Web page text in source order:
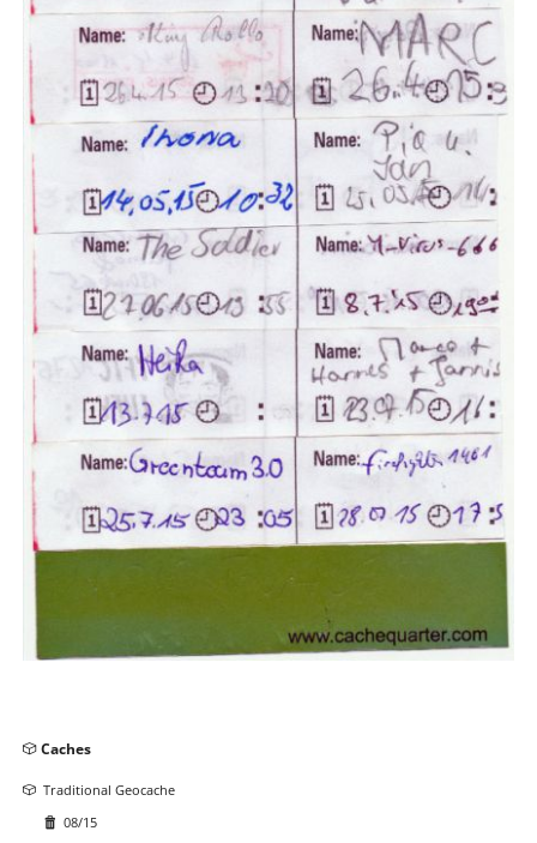
Navigation
Caches
Traditional Geocache
08/15